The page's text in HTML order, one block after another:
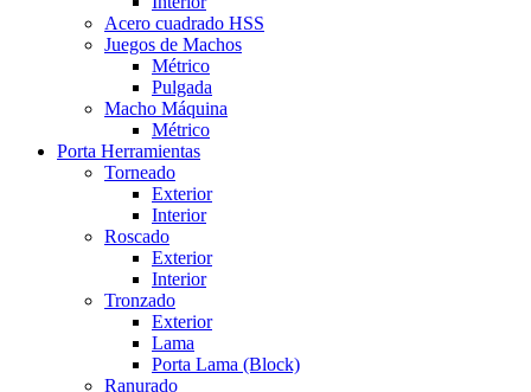
Acero cuadrado HSS
Juegos de Machos
Métrico
Pulgada
Macho Máquina
Métrico
Porta Herramientas
Torneado
Exterior
Interior
Roscado
Exterior
Interior
Tronzado
Exterior
Lama
Porta Lama (Block)
Ranurado